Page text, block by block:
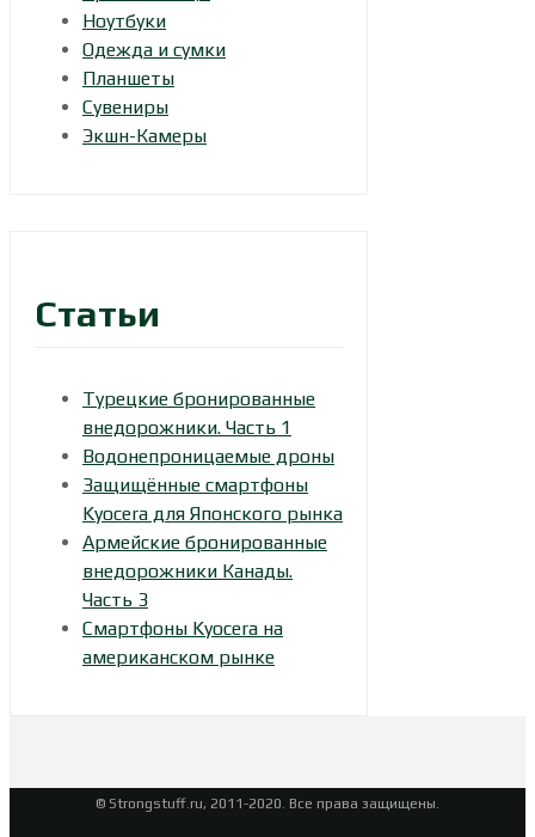
Ноутбуки
Одежда и сумки
Планшеты
Сувениры
Экшн-Камеры
Статьи
Турецкие бронированные
внедорожники. Часть 1
Водонепроницаемые дроны
Защищённые смартфоны
Kyocera для Японского рынка
Армейские бронированные
внедорожники Канады.
Часть 3
Смартфоны Kyocera на
американском рынке
© Strongstuff.ru, 2011-2020. Все права защищены.